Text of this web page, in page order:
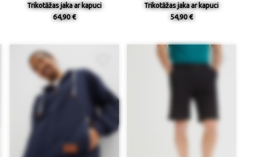
Trikotāžas jaka ar kapuci
64,90 €
Trikotāžas jaka ar kapuci
54,90 €